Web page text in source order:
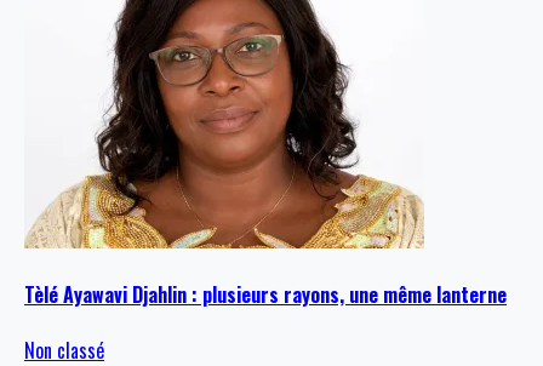
Tèlé Ayawavi Djahlin : plusieurs rayons, une même lanterne
Non classé